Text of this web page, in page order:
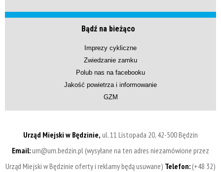
Bądź na bieżąco
Imprezy cykliczne
Zwiedzanie zamku
Polub nas na facebooku
Jakość powietrza i informowanie
GZM
Urząd Miejski w Będzinie, ul. 11 Listopada 20, 42-500 Będzin
Email:um@um.bedzin.pl (wysyłane na ten adres niezamówione przez
Urząd Miejski w Będzinie oferty i reklamy będą usuwane) Telefon:(+48 32)